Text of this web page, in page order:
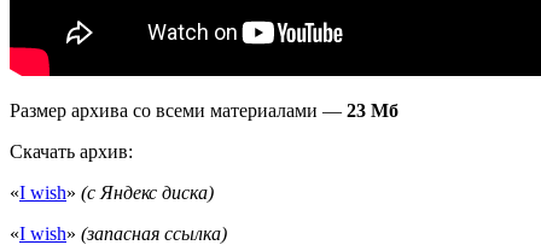
Размер архива со всеми материалами — 23 Мб
Скачать архив:
«I wish» (с Яндекс диска)
«I wish» (запасная ссылка)